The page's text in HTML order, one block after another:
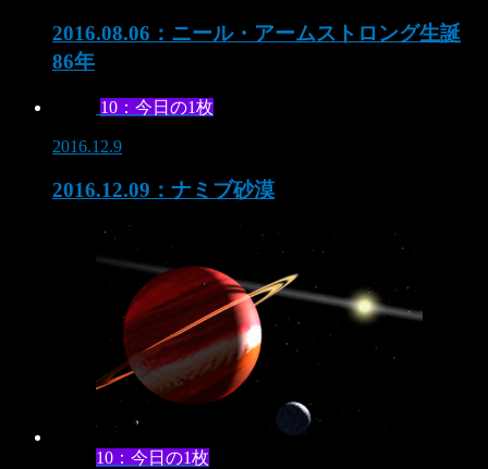
2016.08.06：ニール・アームストロング生誕
86年
10：今日の1枚
2016.12.9
2016.12.09：ナミブ砂漠
10：今日の1枚